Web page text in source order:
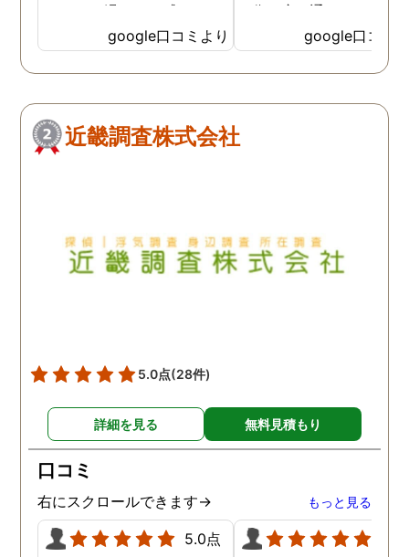
なんかも温かみを感じま
す。はじめからこちらにす
ればよかったです😢 …
google口コミより
3分程度で通いやすかっ
google口コミ
近畿調査株式会社
5.0点(28件)
詳細を見る 無料見積もり
口コミ
右にスクロールできます→ もっと見る
5.0点